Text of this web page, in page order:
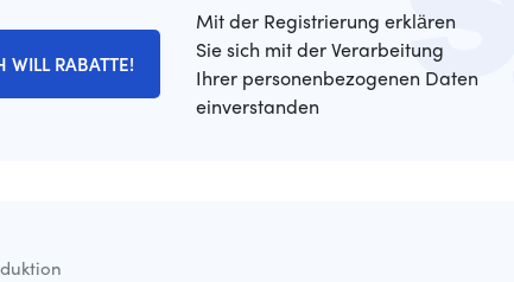
WILL RABATTE!
Mit der Registrierung erklären
Sie sich mit der Verarbeitung
Ihrer personenbezogenen Daten
einverstanden